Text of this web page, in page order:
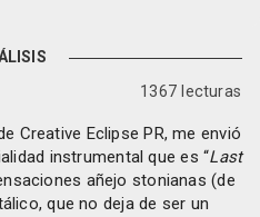
1367 lecturas
Creative Eclipse PR, me envió
instrumental que es “Last
añejo stonianas (de
que no deja de ser un